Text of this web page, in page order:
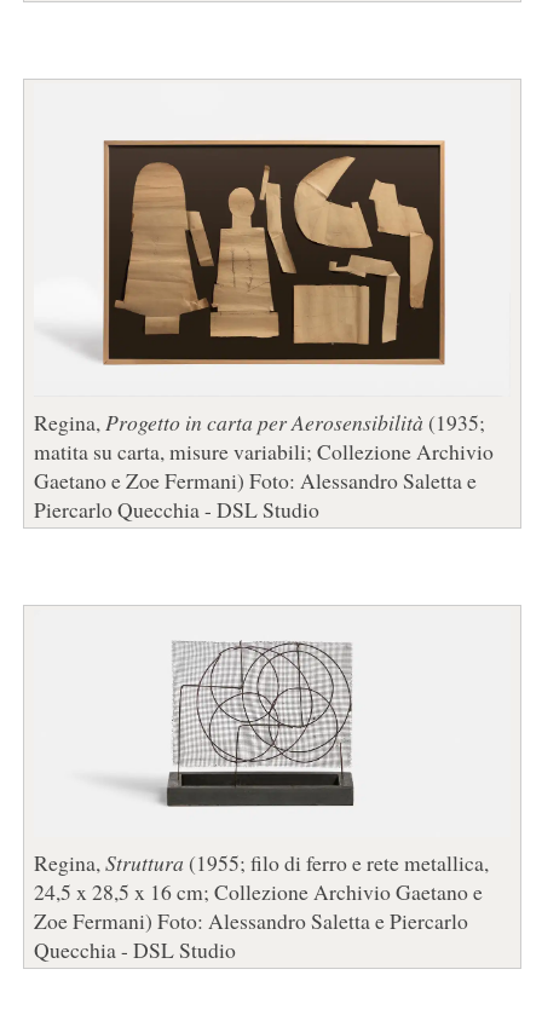
Regina,Progetto in carta per Aerosensibilità (1935;
matita su carta, misure variabili; Collezione Archivio
Gaetano e Zoe Fermani) Foto: Alessandro Saletta e
Piercarlo Quecchia - DSL Studio
Regina,Struttura (1955; filo di ferro e rete metallica,
24,5 x 28,5 x 16 cm; Collezione Archivio Gaetano e
Zoe Fermani) Foto: Alessandro Saletta e Piercarlo
Quecchia - DSL Studio